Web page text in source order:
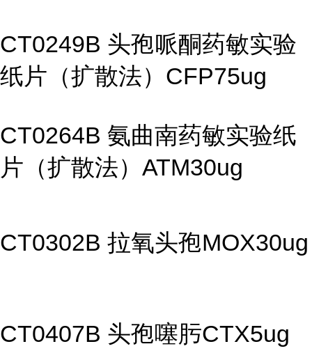
CT0249B 头孢哌酮药敏实验
纸片（扩散法）CFP75ug
CT0264B 氨曲南药敏实验纸
片（扩散法）ATM30ug
CT0302B 拉氧头孢MOX30ug
CT0407B 头孢噻肟CTX5ug